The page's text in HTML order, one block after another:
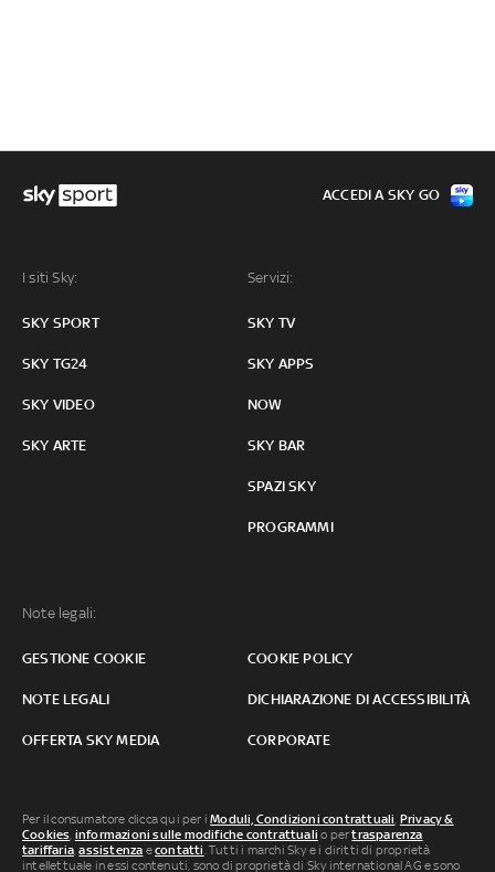
I siti Sky:
SKY SPORT
SKY TG24
SKY VIDEO
SKY ARTE
Servizi:
SKY TV
SKY APPS
NOW
SKY BAR
SPAZI SKY
PROGRAMMI
Note legali:
GESTIONE COOKIE COOKIE POLICY
NOTE LEGALI DICHIARAZIONE DI ACCESSIBILITÀ
OFFERTA SKY MEDIA CORPORATE
ACCEDI A SKY GO
Per il consumatore clicca qui per iModuli, Condizioni contrattuali, Privacy &
Cookies, informazioni sulle modifiche contrattuali o pertrasparenza
tariffaria,assistenza econtatti. Tutti i marchi Sky e i diritti di proprietà
intellettuale in essi contenuti, sono di proprietà di Sky international AG e sono